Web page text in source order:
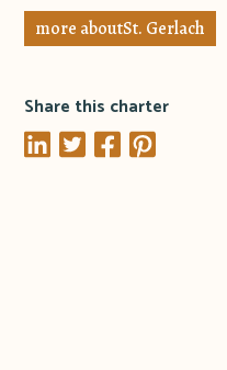
more aboutSt. Gerlach
Share this charter